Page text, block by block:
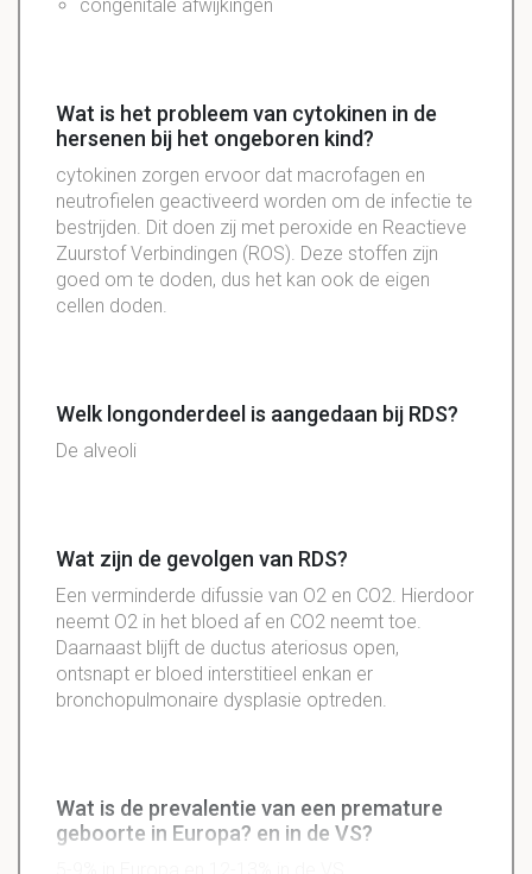
congenitale afwijkingen
Wat is het probleem van cytokinen in de
hersenen bij het ongeboren kind?
cytokinen zorgen ervoor dat macrofagen en
neutrofielen geactiveerd worden om de infectie te
bestrijden. Dit doen zij met peroxide en Reactieve
Zuurstof Verbindingen (ROS). Deze stoffen zijn
goed om te doden, dus het kan ook de eigen
cellen doden.
Welk longonderdeel is aangedaan bij RDS?
De alveoli
Wat zijn de gevolgen van RDS?
Een verminderde difussie van O2 en CO2. Hierdoor
neemt O2 in het bloed af en CO2 neemt toe.
Daarnaast blijft de ductus ateriosus open,
ontsnapt er bloed interstitieel enkan er
bronchopulmonaire dysplasie optreden.
Wat is de prevalentie van een premature
geboorte in Europa? en in de VS?